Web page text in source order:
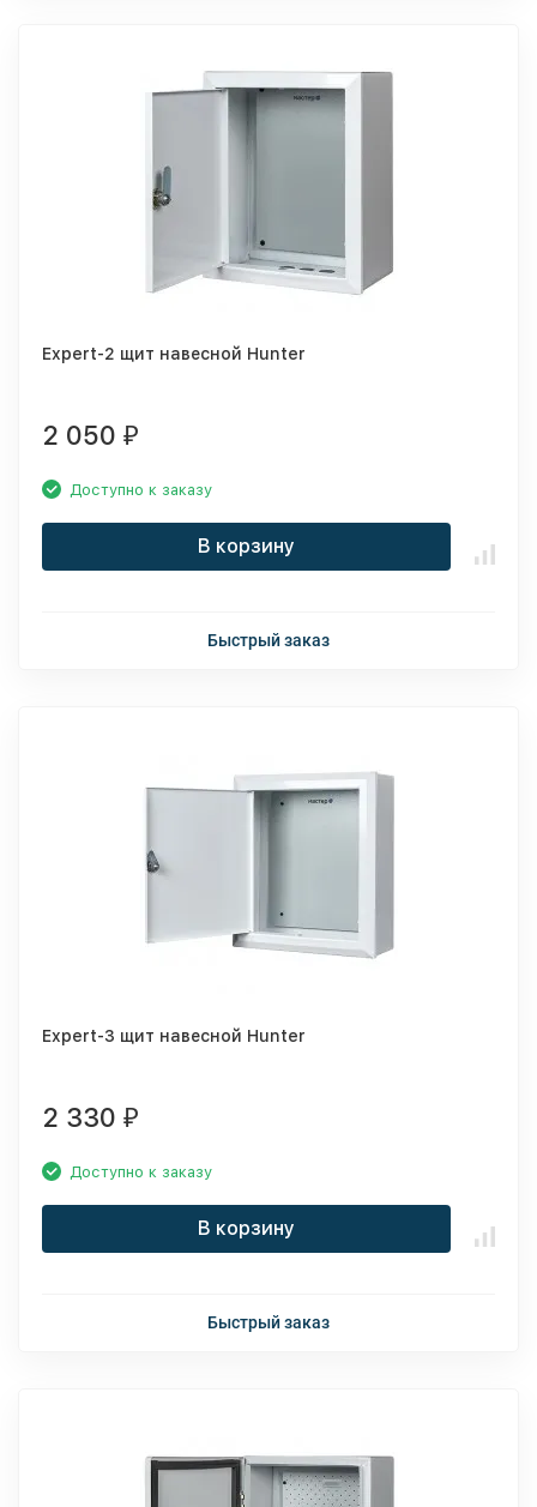
Expert-2 щит навесной Hunter
2 050 ₽
Доступно к заказу
В корзину
Быстрый заказ
Expert-3 щит навесной Hunter
2 330 ₽
Доступно к заказу
В корзину
Быстрый заказ